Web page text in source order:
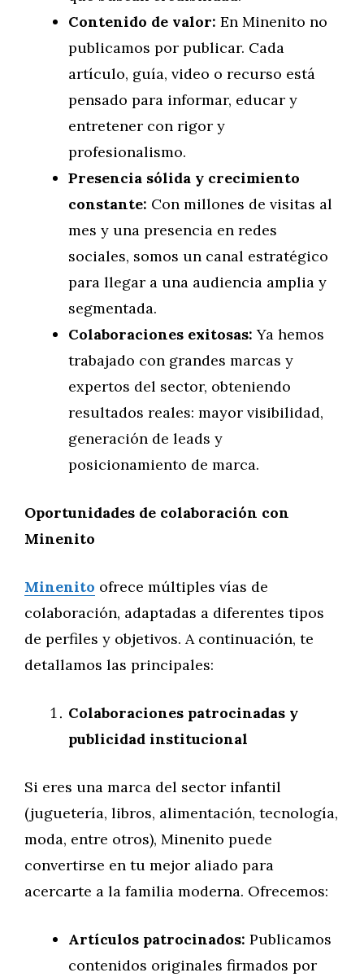
Contenido de valor: En Minenito no
publicamos por publicar. Cada
artículo, guía, video o recurso está
pensado para informar, educar y
entretener con rigor y
profesionalismo.
Presencia sólida y crecimiento
constante: Con millones de visitas al
mes y una presencia en redes
sociales, somos un canal estratégico
para llegar a una audiencia amplia y
segmentada.
Colaboraciones exitosas: Ya hemos
trabajado con grandes marcas y
expertos del sector, obteniendo
resultados reales: mayor visibilidad,
generación de leads y
posicionamiento de marca.
Oportunidades de colaboración con
Minenito
Minenito ofrece múltiples vías de
colaboración, adaptadas a diferentes tipos
de perfiles y objetivos. A continuación, te
detallamos las principales:
Colaboraciones patrocinadas y
publicidad institucional
Si eres una marca del sector infantil
(juguetería, libros, alimentación, tecnología,
moda, entre otros), Minenito puede
convertirse en tu mejor aliado para
acercarte a la familia moderna. Ofrecemos:
Artículos patrocinados: Publicamos
contenidos originales firmados por